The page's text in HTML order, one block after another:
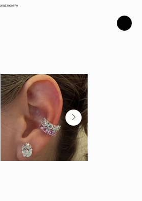
ВІД 3000 ГРН